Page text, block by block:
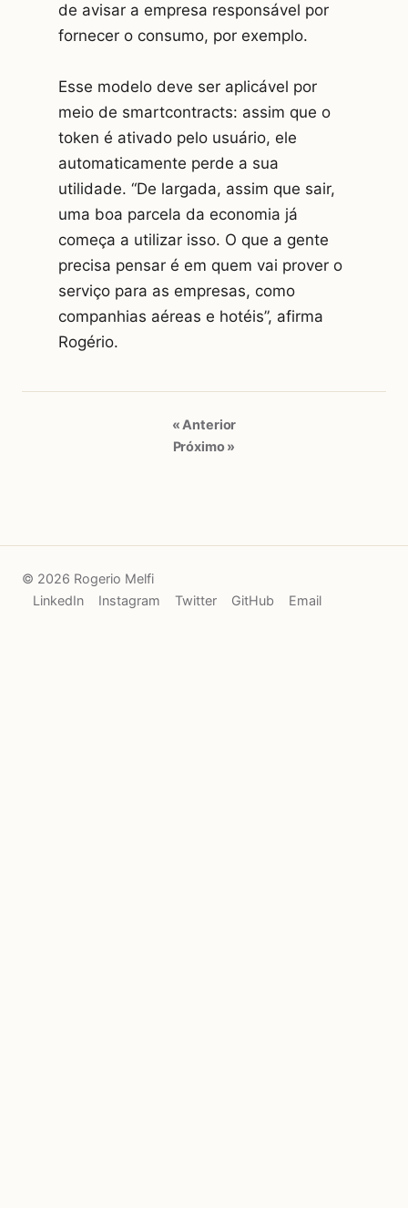
de avisar a empresa responsável por
fornecer o consumo, por exemplo.
Esse modelo deve ser aplicável por
meio de smartcontracts: assim que o
token é ativado pelo usuário, ele
automaticamente perde a sua
utilidade. “De largada, assim que sair,
uma boa parcela da economia já
começa a utilizar isso. O que a gente
precisa pensar é em quem vai prover o
serviço para as empresas, como
companhias aéreas e hotéis”, afirma
Rogério.
« Anterior
Próximo »
© 2026 Rogerio Melfi
LinkedIn
Instagram Twitter GitHub Email